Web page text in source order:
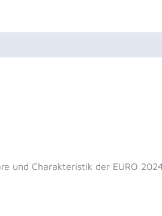
und Charakteristik der EURO